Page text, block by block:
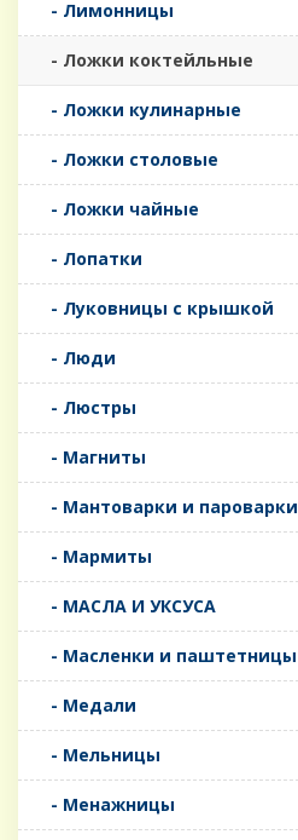
- Лимонницы
- Ложки коктейльные
- Ложки кулинарные
- Ложки столовые
- Ложки чайные
- Лопатки
- Луковницы с крышкой
- Люди
- Люстры
- Магниты
- Мантоварки и пароварки
- Мармиты
- МАСЛА И УКСУСА
- Масленки и паштетницы
- Медали
- Мельницы
- Менажницы